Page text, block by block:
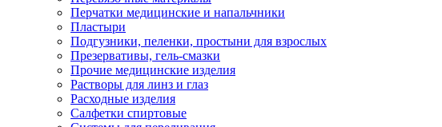
Перчатки медицинские и напальчники
Пластыри
Подгузники, пеленки, простыни для взрослых
Презервативы, гель-смазки
Прочие медицинские изделия
Растворы для линз и глаз
Расходные изделия
Салфетки спиртовые